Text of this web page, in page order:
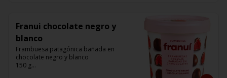
Franui chocolate negro y
blanco
Frambuesa patagónica bañada en
chocolate negro y blanco
150 g